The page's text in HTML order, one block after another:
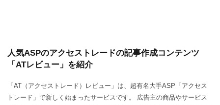
人気ASPのアクセストレードの記事作成コンテンツ
「ATレビュー」を紹介
「AT（アクセストレード）レビュー」は、超有名大手ASP「アクセス
トレード」で新しく始まったサービスです。 広告主の商品やサービス